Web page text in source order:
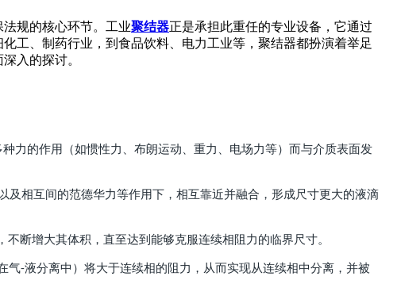
规的核心环节。工业聚结器正是承担此重任的专业设备，它通过
工、制药行业，到食品饮料、电力工业等，聚结器都扮演着举足
入的探讨。
力的作用（如惯性力、布朗运动、重力、电场力等）而与介质表面发
相互间的范德华力等作用下，相互靠近并融合，形成尺寸更大的液滴
断增大其体积，直至达到能够克服连续相阻力的临界尺寸。
-液分离中）将大于连续相的阻力，从而实现从连续相中分离，并被